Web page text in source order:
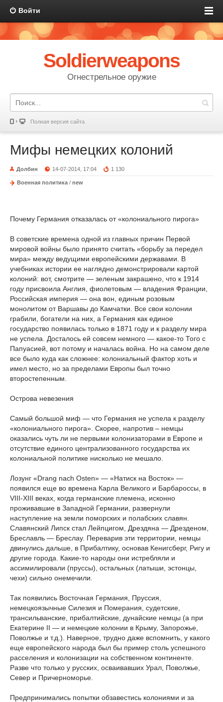
Войти
Soldierweapons
Огнестрельное оружие
Полная версия сайта
Мифы немецких колоний
Долбин 14-07-2014, 17:04 1 130
Военная политика / new
Почему Германия отказалась от «колониального пирога»
В советские времена одной из главных причин Первой
мировой войны было принято считать «борьбу за передел
мира» между ведущими европейскими державами. В
учебниках истории ее наглядно демонстрировали картой
колоний: вот, смотрите — зеленым закрашено, что к 1914
году присвоила Англия, фиолетовым — владения Франции,
Российская империя — она вон, единым розовым
монолитом от Варшавы до Камчатки. Все свои колонии
грабили, богатели на них, а Германия как единое
государство появилась только в 1871 году и к разделу мира
не успела. Досталось ей совсем немного — какое-то Того с
Папуасией, вот потому и началась война. Но на самом деле
все было куда как сложнее: колониальный фактор хоть и
имел место, но за пределами Европы был точно
второстепенным.
Острова невезения
Самый большой миф — что Германия не успела к разделу
«колониального пирога». Скорее, напротив – немцы
оказались чуть ли не первыми колонизаторами в Европе и
отсутствие единого централизованного государства их
колониальной политике нисколько не мешало.
Лозунг «Drang nach Osten» — «Натиск на Восток» —
появился еще во времена Карла Великого и Барбароссы, в
VIII-XIII веках, когда германские племена, исконно
проживавшие в Западной Германии, развернули
наступление на земли поморских и полабских славян.
Славянский Липск стал Лейпцигом, Дрездяна — Дрезденом,
Бреславль — Бреслау. Переварив эти территории, немцы
двинулись дальше, в Прибалтику, основав Кенигсберг, Ригу и
другие города. Какие-то народы они истребляли и
ассимилировали (пруссы), остальных (латыши, эстонцы,
чехи) сильно онемечили.
Так появились Восточная Германия, Пруссия,
немецкоязычные Силезия и Померания, судетские,
трансильванские, прибалтийские, дунайские немцы (а при
Екатерине II — и немецкие колонии в Крыму, Запорожье,
Поволжье и т.д.). Наверное, трудно даже вспомнить, у какого
еще европейского народа был бы пример столь успешного
расселения и колонизации на собственном континенте.
Разве что только у русских, осваивавших Урал, Поволжье,
Север и Причерноморье.
Предпринимались попытки обзавестись колониями и за